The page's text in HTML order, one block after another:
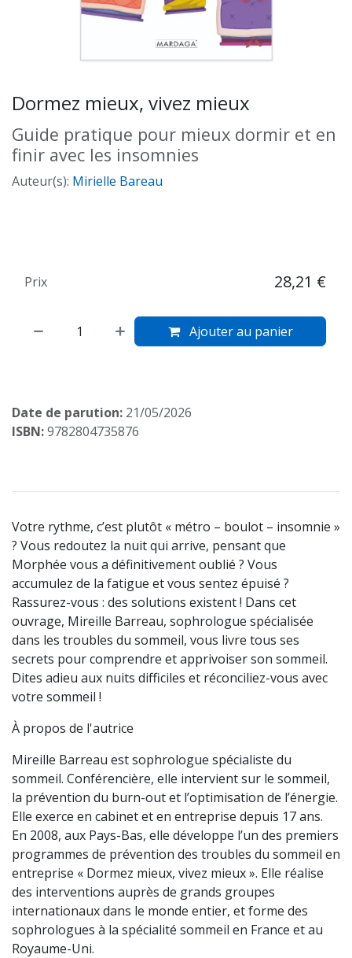
Dormez mieux, vivez mieux
Guide pratique pour mieux dormir et en
finir avec les insomnies
Auteur(s): Mirielle Bareau
Ajouter au panier
Prix 28,21 €
Date de parution: 21/05/2026
ISBN:9782804735876
Votre rythme, c’est plutôt « métro – boulot – insomnie »
? Vous redoutez la nuit qui arrive, pensant que
Morphée vous a définitivement oublié ? Vous
accumulez de la fatigue et vous sentez épuisé ?
Rassurez-vous : des solutions existent ! Dans cet
ouvrage, Mireille Barreau, sophrologue spécialisée
dans les troubles du sommeil, vous livre tous ses
secrets pour comprendre et apprivoiser son sommeil.
Dites adieu aux nuits difficiles et réconciliez-vous avec
votre sommeil !
À propos de l'autrice
Mireille Barreau est sophrologue spécialiste du
sommeil. Conférencière, elle intervient sur le sommeil,
la prévention du burn-out et l’optimisation de l’énergie.
Elle exerce en cabinet et en entreprise depuis 17 ans.
En 2008, aux Pays-Bas, elle développe l’un des premiers
programmes de prévention des troubles du sommeil en
entreprise « Dormez mieux, vivez mieux ». Elle réalise
des interventions auprès de grands groupes
internationaux dans le monde entier, et forme des
sophrologues à la spécialité sommeil en France et au
Royaume-Uni.